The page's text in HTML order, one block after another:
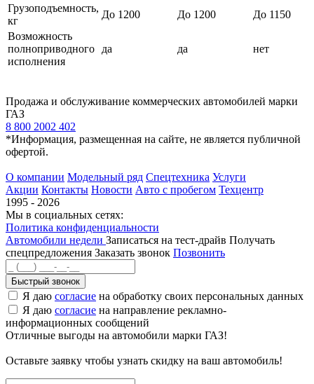
Грузоподъемность,
кг
До 1200 До 1200
До 1150
Возможность
полноприводного
исполнения
да да нет
Продажа и обслуживание коммерческих автомобилей марки
ГАЗ
8 800 2002 402
*Информация, размещенная на сайте, не является публичной
офертой.
О компании Модельный ряд Спецтехника Услуги
Акции Контакты Новости Авто с пробегом Техцентр
1995 - 2026
Мы в социальных сетях:
Политика конфиденциальности
Автомобили недели Записаться на тест-драйв Получать
спецпредложения Заказать звонок Позвонить
Быстрый звонок
Я даю согласие на обработку своих персональных данных
Я даю согласие на направление рекламно-
информационных сообщений
Отличные выгоды на автомобили марки ГАЗ!
Оставьте заявку чтобы узнать скидку на ваш автомобиль!